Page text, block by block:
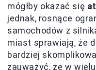
mógłby okazać się
jednak, rosnące
samochodów z
miast sprawiają, że
bardziej
zauważyć, że w